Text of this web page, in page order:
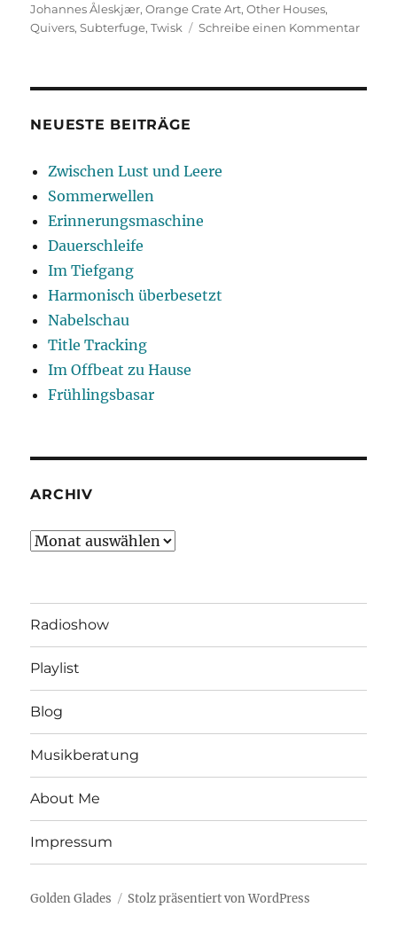
Johannes Åleskjær,Orange Crate Art,Other Houses,
Quivers,Subterfuge,Twisk Schreibe einen Kommentarzu
NEUESTE BEITRÄGE
Zwischen Lust und Leere
Sommerwellen
Erinnerungsmaschine
Dauerschleife
Im Tiefgang
Harmonisch überbesetzt
Nabelschau
Title Tracking
Im Offbeat zu Hause
Frühlingsbasar
ARCHIV
Archiv
Radioshow
Playlist
Blog
Musikberatung
About Me
Impressum
Golden Glades Stolz präsentiert von WordPress